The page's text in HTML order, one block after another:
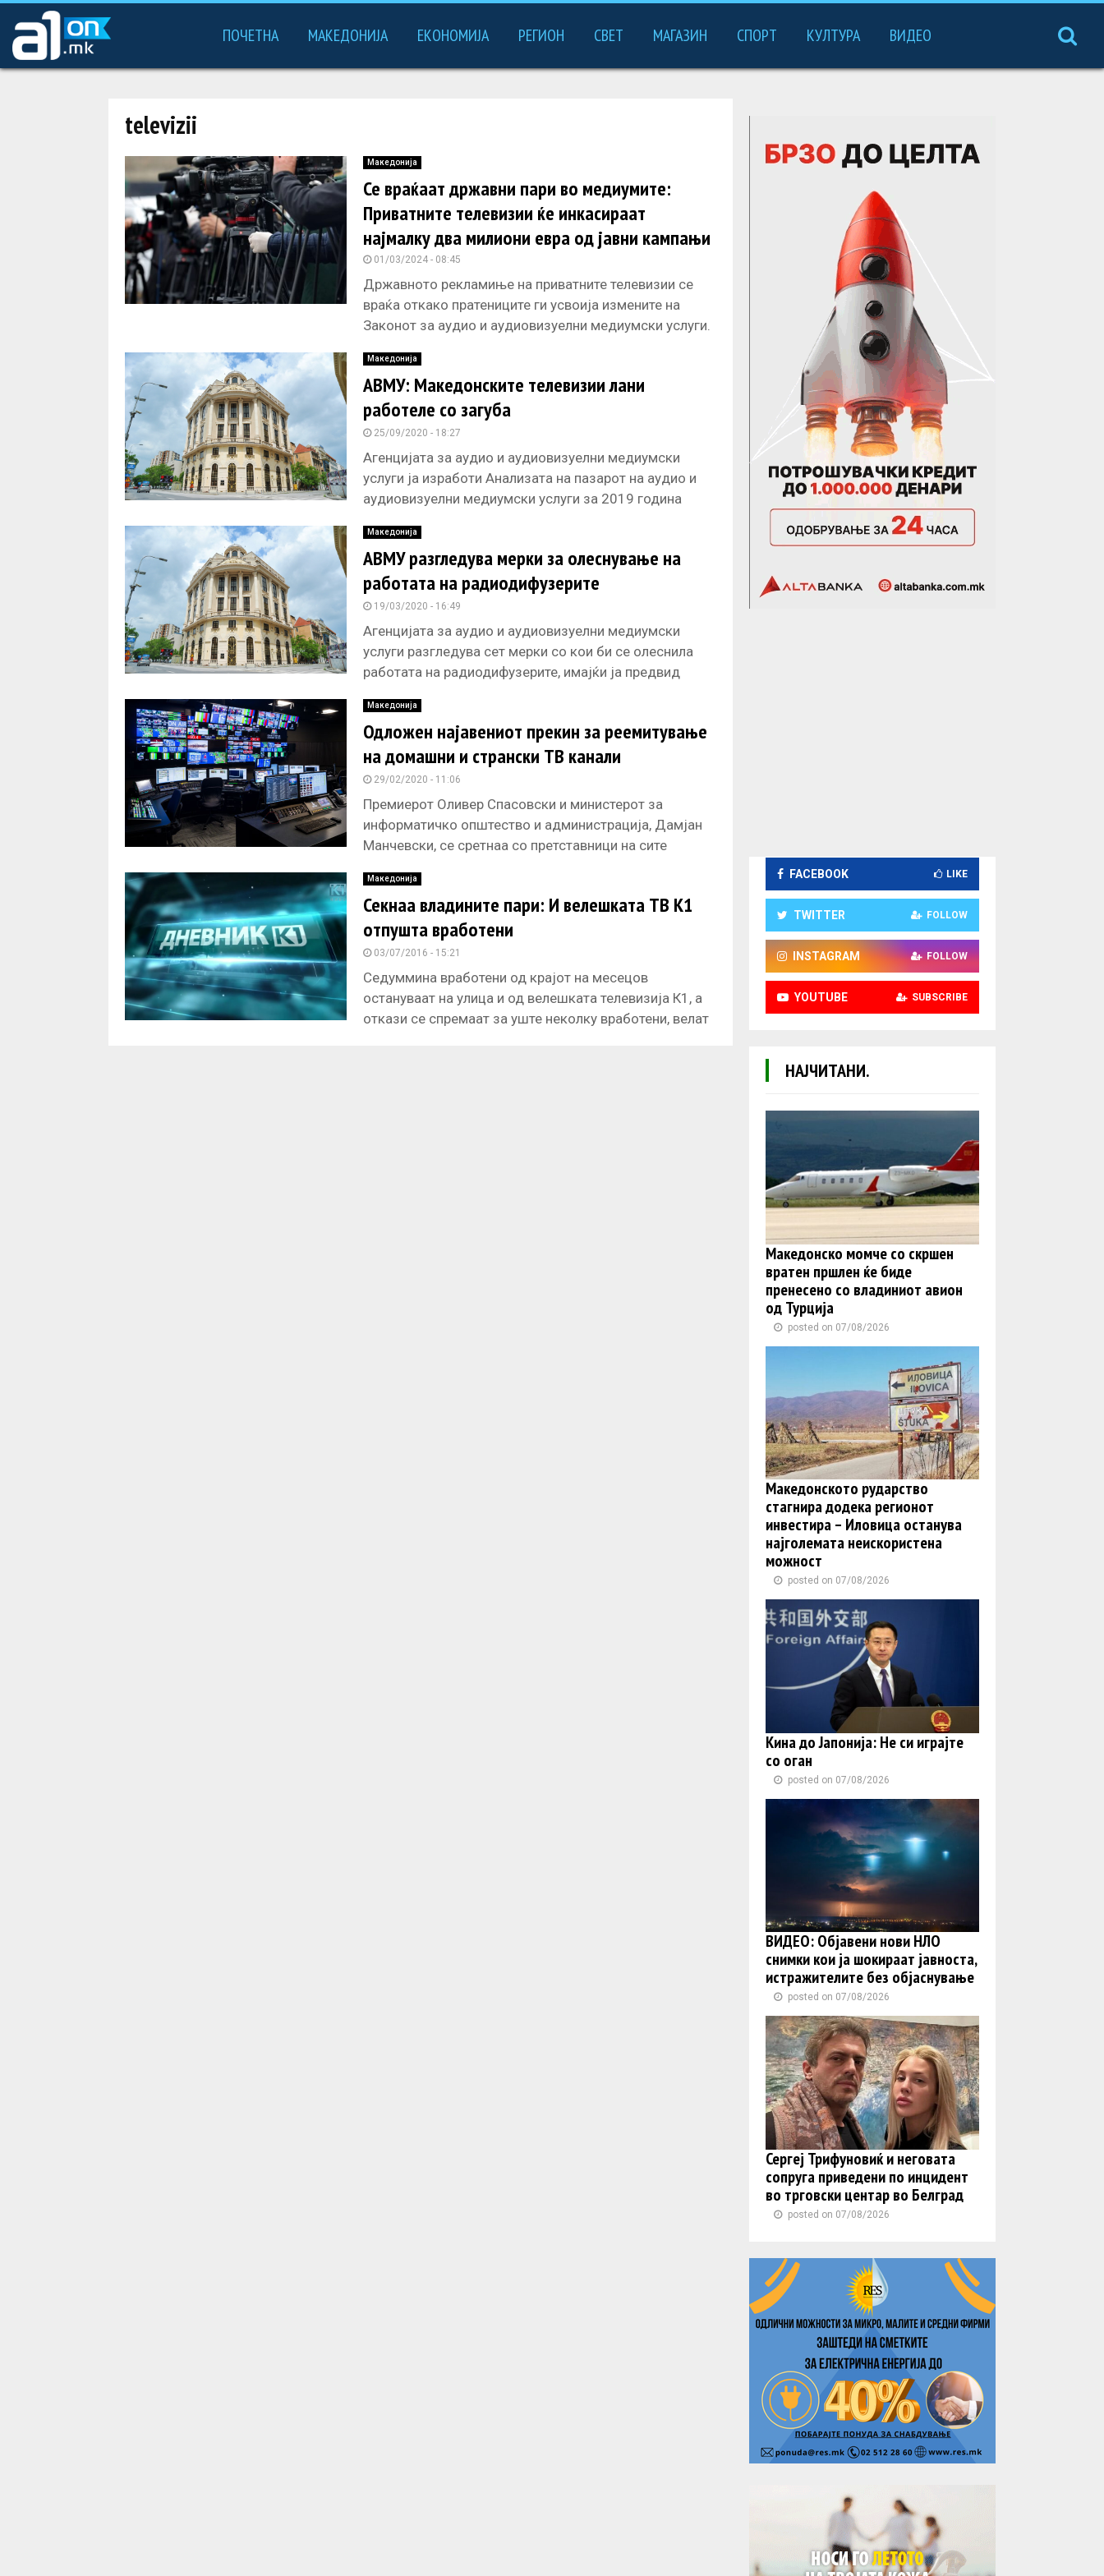
ПОЧЕТНА МАКЕДОНИЈА ЕКОНОМИЈА РЕГИОН СВЕТ МАГАЗИН СПОРТ КУЛТУРА ВИДЕО
televizii
Македонија
Се враќаат државни пари во медиумите:
Приватните телевизии ќе инкасираат
најмалку два милиони евра од јавни кампањи
01/03/2024 - 08:45
Државното рекламиње на приватните телевизии се
враќа откако пратениците ги усвоија измените на
Законот за аудио и аудиовизуелни медиумски услуги.
Македонија
АВМУ: Македонските телевизии лани
работеле со загуба
25/09/2020 - 18:27
Агенцијата за аудио и аудиовизуелни медиумски
услуги ја изработи Анализата на пазарот на аудио и
аудиовизуелни медиумски услуги за 2019 година
Македонија
АВМУ разгледува мерки за олеснување на
работата на радиодифузерите
19/03/2020 - 16:49
Агенцијата за аудио и аудиовизуелни медиумски
услуги разгледува сет мерки со кои би се олеснила
работата на радиодифузерите, имајќи ја предвид
Македонија
Одложен најавениот прекин за реемитување
на домашни и странски ТВ канали
29/02/2020 - 11:06
Премиерот Оливер Спасовски и министерот за
информатичко општество и администрација, Дамјан
Манчевски, се сретнаа со претставници на сите
информатичко-комуникациски технологии,
Македонија
Секнаа владините пари: И велешката ТВ К1
отпушта вработени
03/07/2016 - 15:21
Седуммина вработени од крајот на месецов
остануваат на улица и од велешката телевизија К1, а
откази се спремаат за уште неколку вработени, велат
FACEBOOK LIKE
TWITTER FOLLOW
INSTAGRAM FOLLOW
YOUTUBE SUBSCRIBE
НАЈЧИТАНИ.
Македонско момче со скршен
вратен пршлен ќе биде
пренесено со владиниот авион
од Турција
posted on 07/08/2026
Македонското рударство
стагнира додека регионот
инвестира – Иловица останува
најголемата неискористена
можност
posted on 07/08/2026
Кина до Јапонија: Не си играјте
со оган
posted on 07/08/2026
ВИДЕО: Објавени нови НЛО
снимки кои ја шокираат јавноста,
истражителите без објаснување
posted on 07/08/2026
Сергеј Трифуновиќ и неговата
сопруга приведени по инцидент
во трговски центар во Белград
posted on 07/08/2026